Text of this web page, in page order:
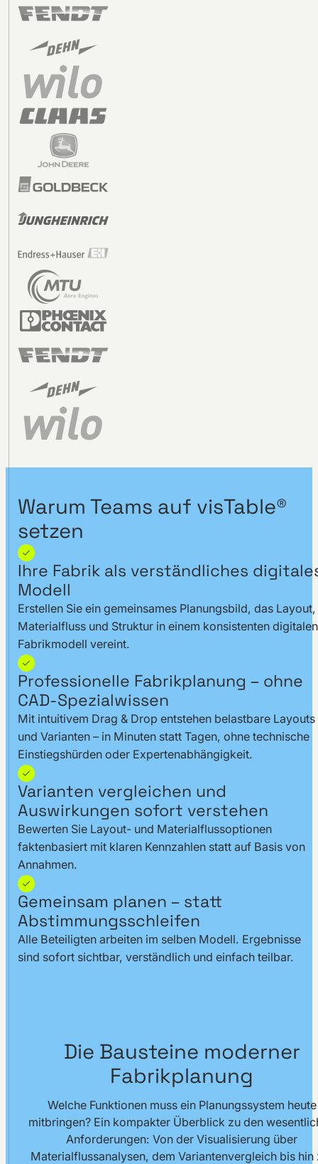
Warum Teams auf visTable®
setzen
Ihre Fabrik als verständliches
Modell
Erstellen Sie ein gemeinsames Planungsbild, das Layout,
Materialfluss und Struktur in einem konsistenten digitalen
Fabrikmodell vereint.
Professionelle Fabrikplanung – ohne
CAD-Spezialwissen
Mit intuitivem Drag & Drop entstehen belastbare Layouts
und Varianten – in Minuten statt Tagen, ohne technische
Einstiegshürden oder Expertenabhängigkeit.
Varianten vergleichen und
Auswirkungen sofort verstehen
Bewerten Sie Layout- und Materialflussoptionen
faktenbasiert mit klaren Kennzahlen statt auf Basis von
Annahmen.
Gemeinsam planen – statt
Abstimmungsschleifen
Alle Beteiligten arbeiten im selben Modell. Ergebnisse
sind sofort sichtbar, verständlich und einfach teilbar.
Die Bausteine moderner
Fabrikplanung
Welche Funktionen muss ein Planungssystem heute
mitbringen? Ein kompakter Überblick zu den
Anforderungen: Von der Visualisierung über
Materialflussanalysen, dem Variantenvergleich bis hin